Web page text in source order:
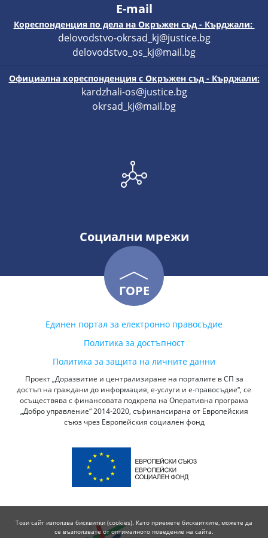
E-mail
Кореспонденция по дела на Окръжен съд - Кърджали:
delovodstvo-okrsad_kj@justice.bg
delovodstvo_os_kj@mail.bg
Официална кореспонденция с Окръжен съд - Кърджали:
kardzhali-os@justice.bg
okrsad_kj@mail.bg
Социални мрежи
ГОРЕ
Единен портал за електронно правосъдие
Политика за достъпност
Политика за защита на личните данни
Проект „Доразвитие и централизиране на порталите в СП за
достъп на граждани до информация, е-услуги и е-правосъдие“, се
осъществява с финансовата подкрепа на Оперативна програма
„Добро управление“ 2014-2020, съфинансирана от Европейския
съюз чрез Европейския социален фонд
Този сайт използва бисквитки (cookies). Като приемете бисквитките, можете да
се възползвате от оптималното поведение на сайта.